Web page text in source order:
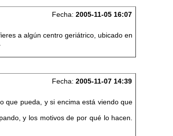
Fecha:2005-11-05 16:07
a algún centro geriátrico, ubicado en
Fecha:2005-11-07 14:39
que pueda, y si encima está viendo que
y los motivos de por qué lo hacen.